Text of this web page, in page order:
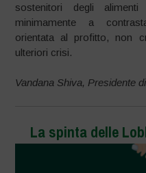
sostenitori degli
minimamente a
orientata al profitto, non
ulteriori crisi.
Vandana Shiva, Presidente
La spinta delle